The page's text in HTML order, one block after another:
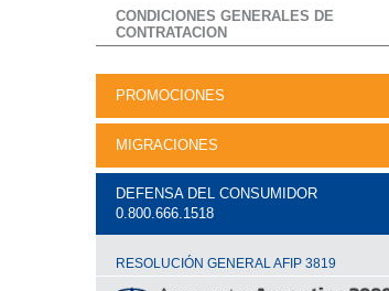
CONDICIONES GENERALES DE
CONTRATACION
PROMOCIONES
MIGRACIONES
DEFENSA DEL CONSUMIDOR
0.800.666.1518
RESOLUCIÓN GENERAL AFIP 3819